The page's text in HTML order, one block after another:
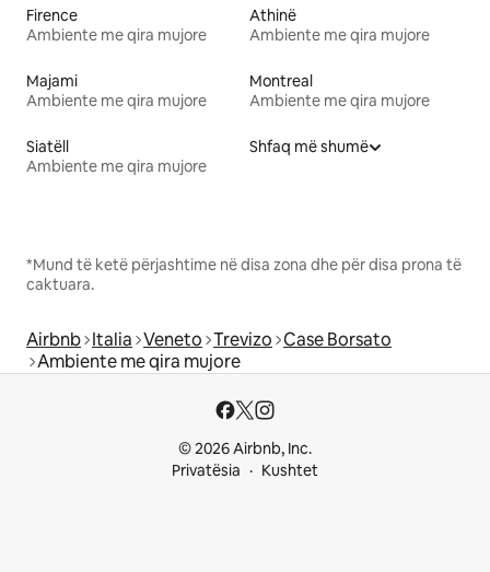
Firence
Ambiente me qira mujore
Athinë
Ambiente me qira mujore
Majami
Ambiente me qira mujore
Montreal
Ambiente me qira mujore
Siatëll
Ambiente me qira mujore
Shfaq më shumë
*Mund të ketë përjashtime në disa zona dhe për disa prona të
caktuara.
Airbnb Italia Veneto Trevizo Case Borsato
Ambiente me qira mujore
© 2026 Airbnb, Inc.
Privatësia
Kushtet